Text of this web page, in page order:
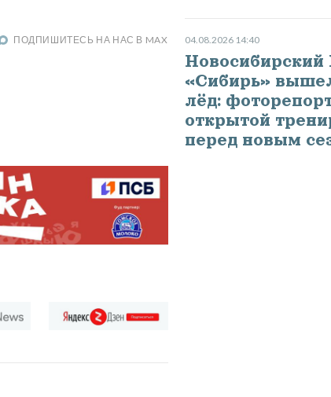
ПОДПИШИТЕСЬ НА НАС В MAX 04.08.2026 14:40
Новосибирский
«Сибирь»
лёд:
открытой
перед новым